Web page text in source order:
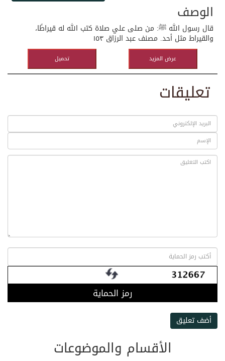
الوصف
قال رسول الله ﷺ: من صلى علي صلاة كتب الله له قيراطًا،
والقيراط مثل أحد. مصنف عبد الرزاق ١٥٣
تحميل عرض المزيد
تعليقات
رمز الحماية
أضف تعليق
الأقسام والموضوعات